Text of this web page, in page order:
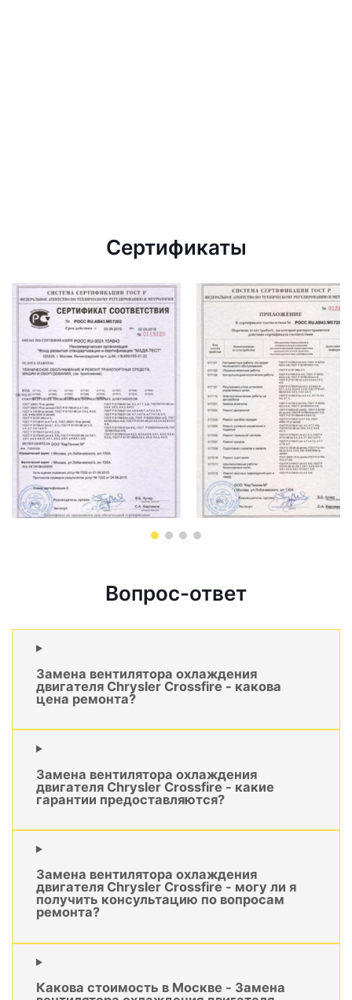
Сертификаты
Вопрос-ответ
Замена вентилятора охлаждения
двигателя Chrysler Crossfire - какова
цена ремонта?
Замена вентилятора охлаждения
двигателя Chrysler Crossfire - какие
гарантии предоставляются?
Замена вентилятора охлаждения
двигателя Chrysler Crossfire - могу ли я
получить консультацию по вопросам
ремонта?
Какова стоимость в Москве - Замена